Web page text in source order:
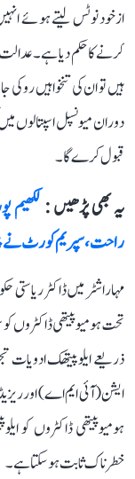
ازخود نوٹس لیتے ہوئے
کرنے کا حکم دیا ہے۔
ہیں تو ان کی تنخواہیں
دوران میونسپل اسپتالوں
قبول کرے گا۔
یہ بھی پڑھیں : لکھیم
راحت، سپریم کورٹ نے
مہاراشٹر میں ڈاکٹر
تحت ہومیوپیتھی ڈاکٹروں
ذریعے ایلوپیتھک
ایشن (آئی ایم اے) اور
ہومیوپیتھی ڈاکٹروں کو
خطرناک ثابت ہو سکتا ہے۔